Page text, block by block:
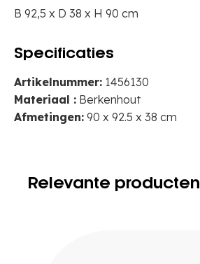
B 92,5 x D 38 x H 90 cm
Specificaties
Artikelnummer: 1456130
Materiaal : Berkenhout
Afmetingen: 90 x 92.5 x 38 cm
Relevante producten